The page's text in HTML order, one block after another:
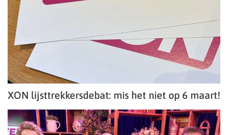
XON lijsttrekkersdebat: mis het niet op 6 maart!